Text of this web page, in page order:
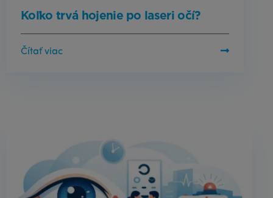
Koľko trvá hojenie po laseri očí?
Čítať viac